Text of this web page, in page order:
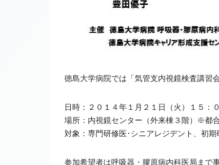
徳島大学病院では「気管支内視鏡検査講習
日時：２０１４年１月２１日（火）１５：
場所：内視鏡センター（外来棟３階）※都
対象：専門研修医･シニアレジデント、初
参加希望者は呼吸器・膠原病内科医局まで